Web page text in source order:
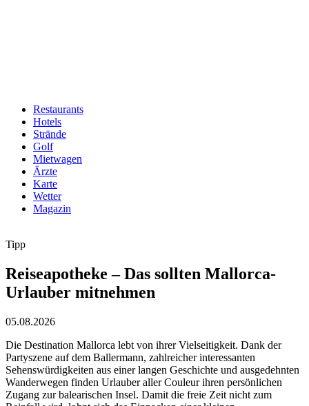
Hauptnavigation
Restaurants
Hotels
Strände
Golf
Mietwagen
Ärzte
Karte
Wetter
Magazin
Tipp
Reiseapotheke – Das sollten Mallorca-
Urlauber mitnehmen
05.08.2026
Die Destination Mallorca lebt von ihrer Vielseitigkeit. Dank der
Partyszene auf dem Ballermann, zahlreicher interessanten
Sehenswürdigkeiten aus einer langen Geschichte und ausgedehnten
Wanderwegen finden Urlauber aller Couleur ihren persönlichen
Zugang zur balearischen Insel. Damit die freie Zeit nicht zum